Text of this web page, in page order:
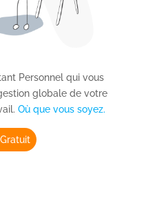
Personnel qui vous
globale de votre
Où que vous soyez.